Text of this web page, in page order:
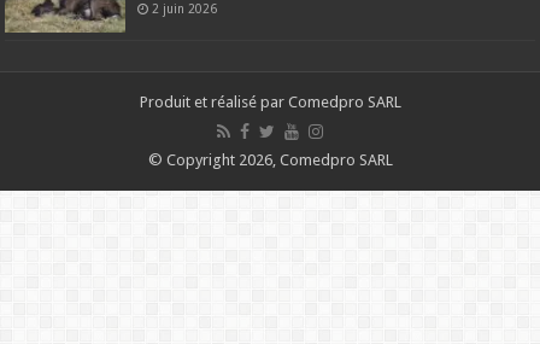
2 juin 2026
Produit et réalisé par Comedpro SARL
© Copyright 2026, Comedpro SARL